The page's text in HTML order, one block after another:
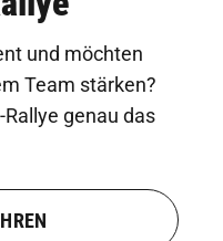
und möchten
Team stärken?
genau das